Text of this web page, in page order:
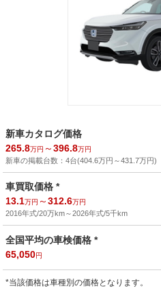
新車カタログ価格
265.8万円 ～396.8万円
新車の掲載台数： 4台(404.6万円 ～431.7万円)
車買取価格 *
13.1万円 ～312.6万円
2016年式/20万km～2026年式/5千km
全国平均の車検価格 *
65,050円
*当該価格は車種別の価格となります。